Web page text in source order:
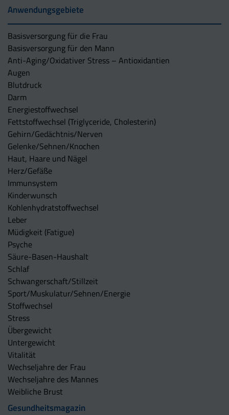
Anwendungsgebiete
Basisversorgung für die Frau
Basisversorgung für den Mann
Anti-Aging/Oxidativer Stress – Antioxidantien
Augen
Blutdruck
Darm
Energiestoffwechsel
Fettstoffwechsel (Triglyceride, Cholesterin)
Gehirn/Gedächtnis/Nerven
Gelenke/Sehnen/Knochen
Haut, Haare und Nägel
Herz/Gefäße
Immunsystem
Kinderwunsch
Kohlenhydratstoffwechsel
Leber
Müdigkeit (Fatigue)
Psyche
Säure-Basen-Haushalt
Schlaf
Schwangerschaft/Stillzeit
Sport/Muskulatur/Sehnen/Energie
Stoffwechsel
Stress
Übergewicht
Untergewicht
Vitalität
Wechseljahre der Frau
Wechseljahre des Mannes
Weibliche Brust
Gesundheitsmagazin